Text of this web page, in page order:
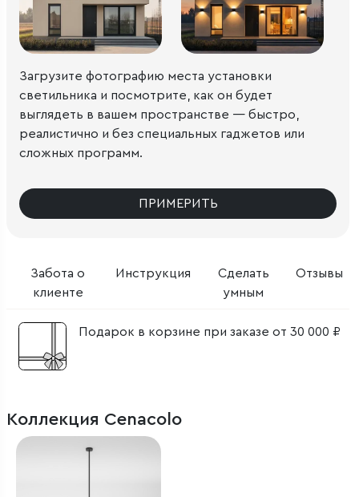
Забота о
клиенте
Инструкция
Сделать
умным
Отзывы
Подарок в корзине при заказе от 30 000 ₽
Загрузите фотографию места установки
светильника и посмотрите, как он будет
выглядеть в вашем пространстве — быстро,
реалистично и без специальных гаджетов или
сложных программ.
ПРИМЕРИТЬ
Коллекция Cenacolo